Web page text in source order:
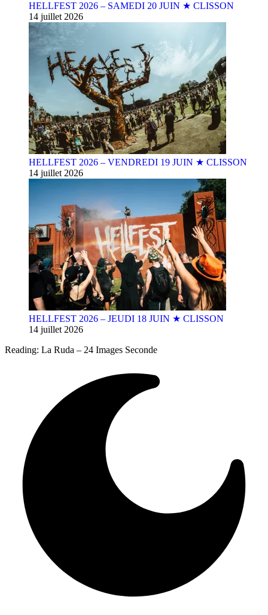
HELLFEST 2026 – SAMEDI 20 JUIN ★ CLISSON
14 juillet 2026
HELLFEST 2026 – VENDREDI 19 JUIN ★ CLISSON
14 juillet 2026
HELLFEST 2026 – JEUDI 18 JUIN ★ CLISSON
14 juillet 2026
Reading: La Ruda – 24 Images Seconde